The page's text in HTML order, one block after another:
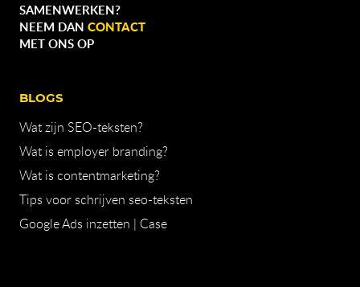
SAMENWERKEN?
NEEM DAN CONTACT
MET ONS OP
BLOGS
Wat zijn SEO-teksten?
Wat is employer branding?
Wat is contentmarketing?
Tips voor schrijven seo-teksten
Google Ads inzetten | Case